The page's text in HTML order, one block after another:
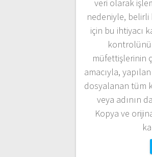
veri olarak
nedeniyle, belirli
için bu ihtiyacı
müfettişlerinin
amacıyla,
dosyalanan tüm
veya adının
Kopya ve